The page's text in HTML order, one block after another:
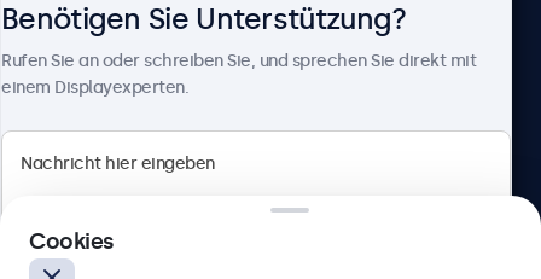
Berliner Allee 59, 40212 Düsseldorf, Deutschland
Benötigen Sie Unterstützung?
Rufen Sie an oder schreiben Sie, und sprechen Sie direkt mit
einem Displayexperten.
Cookies